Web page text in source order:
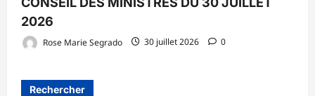
2026
Rose Marie Segrado 30 juillet 2026 0
Rechercher